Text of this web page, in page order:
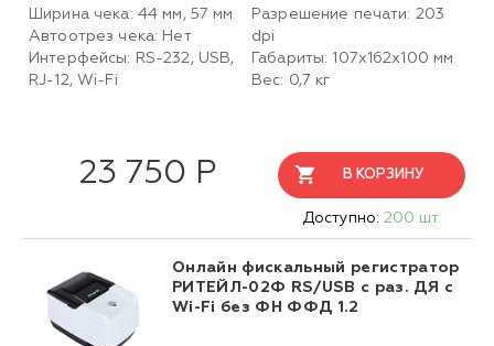
Ширина чека: 44 мм, 57 мм
Автоотрез чека: Нет
Интерфейсы: RS-232, USB,
RJ-12, Wi-Fi
Разрешение печати: 203
dpi
Габариты: 107х162х100 мм
Вес: 0,7 кг
23 750 Р В КОРЗИНУ
Доступно: 200 шт.
Онлайн фискальный регистратор
РИТЕЙЛ-02Ф RS/USB с раз. ДЯ с
Wi-Fi без ФН ФФД 1.2